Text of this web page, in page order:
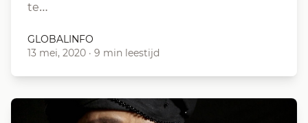
te…
GLOBALINFO
13 mei, 2020 · 9 min leestijd